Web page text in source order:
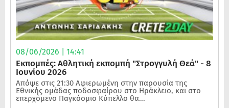
08/06/2026 | 14:41
Εκπομπές: Αθλητική εκπομπή "Στρογγυλή Θεά" - 8
Ιουνίου 2026
Απόψε στις 21:30 Αφιερωμένη στην παρουσία της
Εθνικής ομάδας ποδοσφαίρου στο Ηράκλειο, και στο
επερχόμενο Παγκόσμιο Κύπελλο θα...